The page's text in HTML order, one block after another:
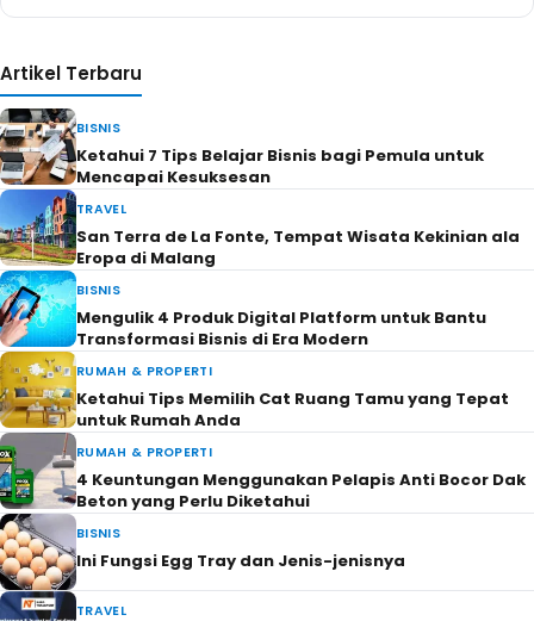
Artikel Terbaru
BISNIS
Ketahui 7 Tips Belajar Bisnis bagi Pemula untuk
Mencapai Kesuksesan
TRAVEL
San Terra de La Fonte, Tempat Wisata Kekinian ala
Eropa di Malang
BISNIS
Mengulik 4 Produk Digital Platform untuk Bantu
Transformasi Bisnis di Era Modern
RUMAH & PROPERTI
Ketahui Tips Memilih Cat Ruang Tamu yang Tepat
untuk Rumah Anda
RUMAH & PROPERTI
4 Keuntungan Menggunakan Pelapis Anti Bocor Dak
Beton yang Perlu Diketahui
BISNIS
Ini Fungsi Egg Tray dan Jenis-jenisnya
TRAVEL